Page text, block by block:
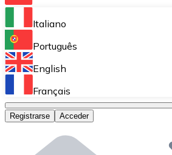
Bitnovo Ramp
Integra nuestra solución en tu
Bitnovo Giftcards
Bitnovo OTC
Bitnovo ATM
Italiano
Português
English
Français
Registrarse Acceder